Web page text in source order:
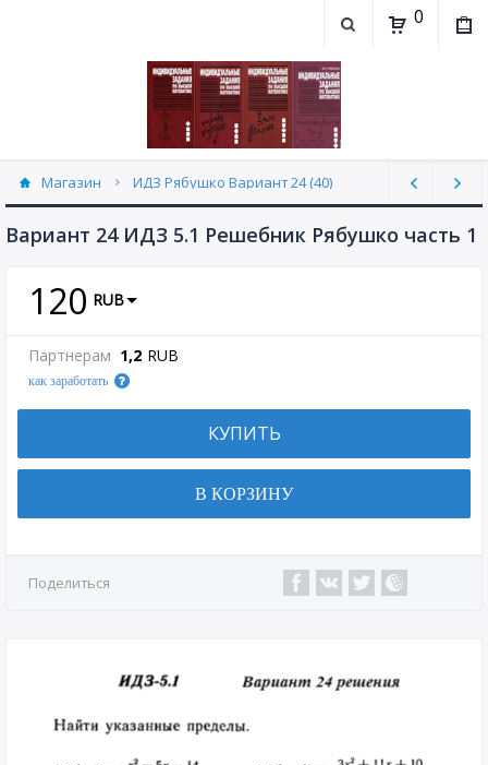
0
Магазин ИДЗ Рябушко Вариант 24 (40)
Вариант 24 ИДЗ 5.1 Решебник Рябушко часть 1
120 RUB
Партнерам 1,2 RUB
как заработать
КУПИТЬ
В КОРЗИНУ
Поделиться